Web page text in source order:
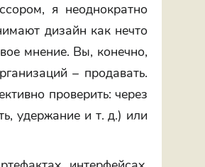
я неоднократно
дизайн как нечто
мнение. Вы, конечно,
– продавать.
проверить: через
удержание и т. д.) или